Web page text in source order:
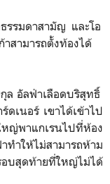
รรมดาสามัญ และโอ
สามารถตั้งท้องได้
อัลฟ่าเลือดบริสุทธิ์
ดเนอร์ เขาได้เข้าไป
พาแกเรนไปที่ห้อง
ทำให้ไม่สามารถห้าม
บสุดท้ายที่ใหญ่ไม่ได้